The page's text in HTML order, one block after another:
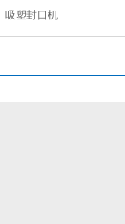
吸塑封口机